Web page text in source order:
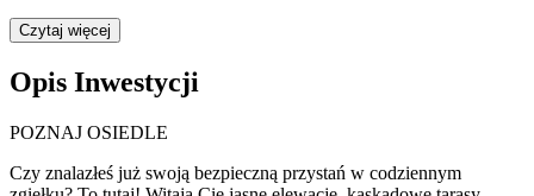
Czytaj więcej
Opis Inwestycji
POZNAJ OSIEDLE
Czy znalazłeś już swoją bezpieczną przystań w codziennym